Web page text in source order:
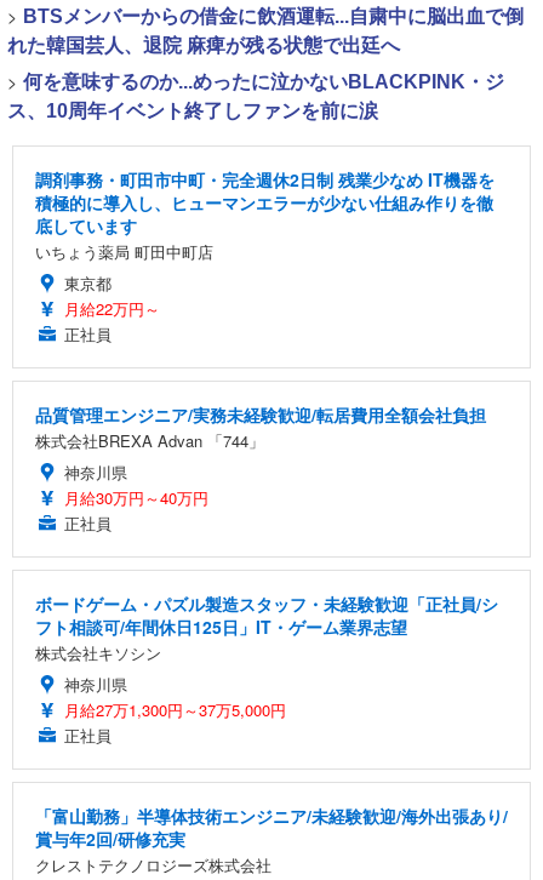
> BTSメンバーからの借金に飲酒運転...自粛中に脳出血で倒
れた韓国芸人、退院 麻痺が残る状態で出廷へ
> 何を意味するのか...めったに泣かないBLACKPINK・ジ
ス、10周年イベント終了しファンを前に涙
調剤事務・町田市中町・完全週休2日制 残業少なめ IT機器を
積極的に導入し、ヒューマンエラーが少ない仕組み作りを徹
底しています
いちょう薬局 町田中町店
東京都
月給22万円～
正社員
品質管理エンジニア/実務未経験歓迎/転居費用全額会社負担
株式会社BREXA Advan 「744」
神奈川県
月給30万円～40万円
正社員
ボードゲーム・パズル製造スタッフ・未経験歓迎「正社員/シ
フト相談可/年間休日125日」IT・ゲーム業界志望
株式会社キソシン
神奈川県
月給27万1,300円～37万5,000円
正社員
「富山勤務」半導体技術エンジニア/未経験歓迎/海外出張あり/
賞与年2回/研修充実
クレストテクノロジーズ株式会社